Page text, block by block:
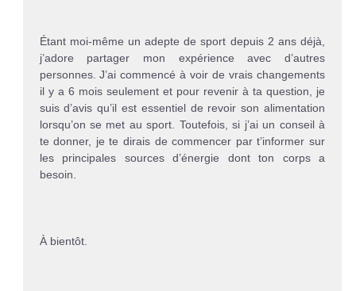
Étant moi-même un adepte de sport depuis 2 ans déjà,
j’adore partager mon expérience avec d’autres
personnes. J’ai commencé à voir de vrais changements
il y a 6 mois seulement et pour revenir à ta question, je
suis d’avis qu’il est essentiel de revoir son alimentation
lorsqu’on se met au sport. Toutefois, si j’ai un conseil à
te donner, je te dirais de commencer par t’informer sur
les principales sources d’énergie dont ton corps a
besoin.
À bientôt.